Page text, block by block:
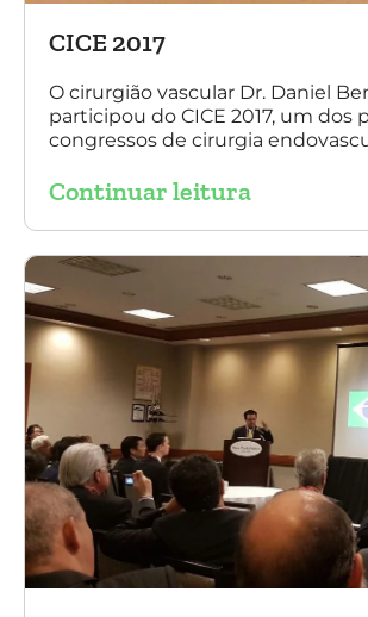
CICE 2017
O cirurgião vascular Dr. Daniel
participou do CICE 2017, um dos
congressos de cirurgia
sobre a experiência brasileira no
multilayer. Mais de 200
sem nenhum caso de paraplegia!
Continuar leitura